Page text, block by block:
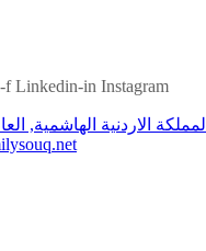
f Linkedin-in Instagram
المملكة الاردنية الهاشمية,